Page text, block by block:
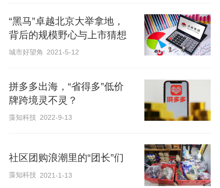
地和招商蛇口，分别位列第1、3、4和第5
位，对应销售额分别为1161亿元、904亿
“黑马”卓越北京大举拿地，
背后的规模野心与上市猜想
城市好望角 2021-5-12
拼多多出海，“省得多”低价
牌跨境灵不灵？
藻知科技 2022-9-13
社区团购浪潮里的“团长”们
藻知科技 2021-1-13